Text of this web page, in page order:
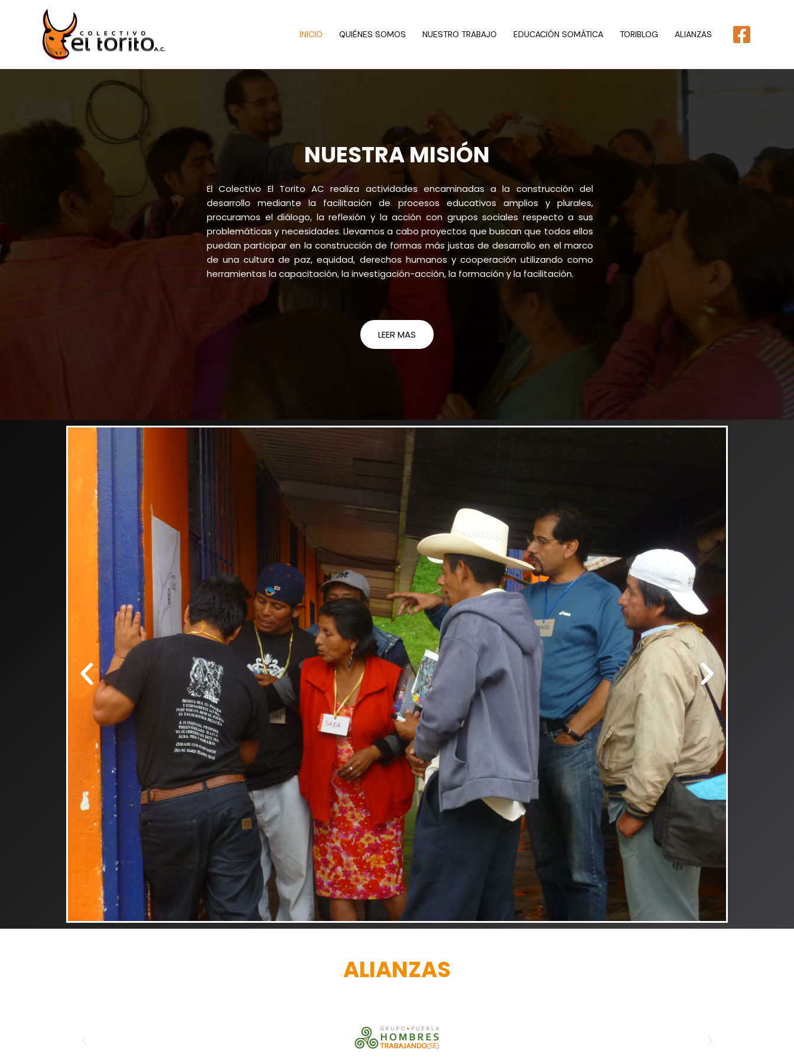
INICIO QUIÉNES SOMOS NUESTRO TRABAJO EDUCACIÓN SOMÁTICA TORIBLOG ALIANZAS
NUESTRA MISIÓN​
El Colectivo El Torito AC realiza actividades encaminadas a la construcción del
desarrollo mediante la facilitación de procesos educativos amplios y plurales,
procuramos el diálogo, la reflexión y la acción con grupos sociales respecto a sus
problemáticas y necesidades. Llevamos a cabo proyectos que buscan que todos ellos
puedan participar en la construcción de formas más justas de desarrollo en el marco
de una cultura de paz, equidad, derechos humanos y cooperación utilizando como
herramientas la capacitación, la investigación-acción, la formación y la facilitación.
LEER MAS
ALIANZAS